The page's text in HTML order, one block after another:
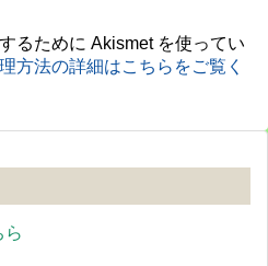
るために Akismet を使ってい
方法の詳細はこちらをご覧く
ら